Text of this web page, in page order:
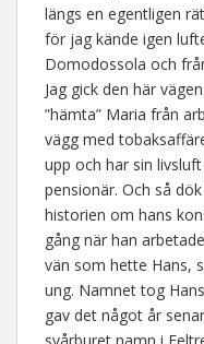
längs en egentligen
för jag kände igen
Domodossola och
Jag gick den här
”hämta” Maria från
vägg med
upp och har sin
pensionär. Och så
historien om hans
gång när han
vän som hette Hans,
ung. Namnet tog
gav det något år
svårburet namn i